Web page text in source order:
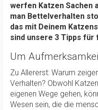
werfen Katzen Sachen
man Bettelverhalten
das mit Deinem
sind unsere 3 Tipps für
Um
Zu Allererst: Warum
Verhalten? Obwohl
eigenen Wege gehen,
Wesen sein, die die